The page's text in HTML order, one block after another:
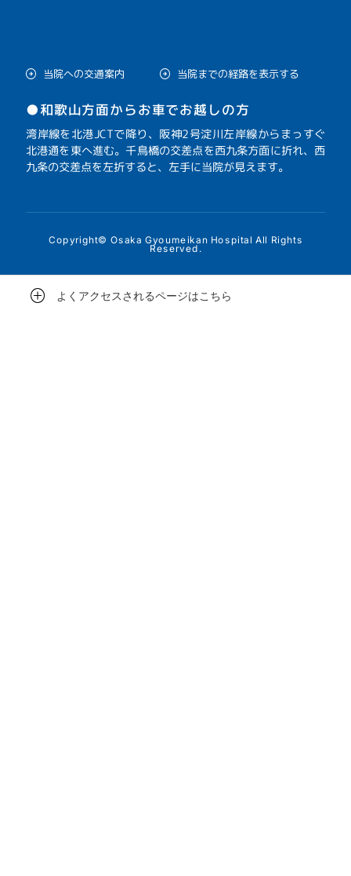
当院への交通案内 当院までの経路を表示する
●和歌山方面からお車でお越しの方
湾岸線を北港JCTで降り、阪神2号淀川左岸線からまっすぐ
北港通を東へ進む。千鳥橋の交差点を西九条方面に折れ、西
九条の交差点を左折すると、左手に当院が見えます。
Copyright© Osaka Gyoumeikan Hospital All Rights
Reserved.
よくアクセスされるページはこちら